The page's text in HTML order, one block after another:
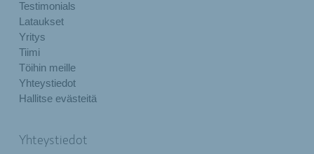
Testimonials
Lataukset
Yritys
Tiimi
Töihin meille
Yhteystiedot
Hallitse evästeitä
Yhteystiedot